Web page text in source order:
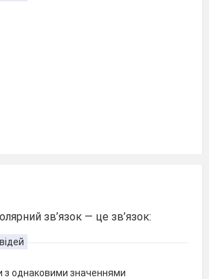
зв’язок — це зв’язок:
з однаковими значеннями